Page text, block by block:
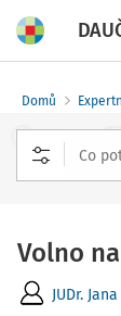
Domů
Volno
JUDr.